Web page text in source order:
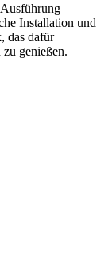
Installation und
das dafür
genießen.